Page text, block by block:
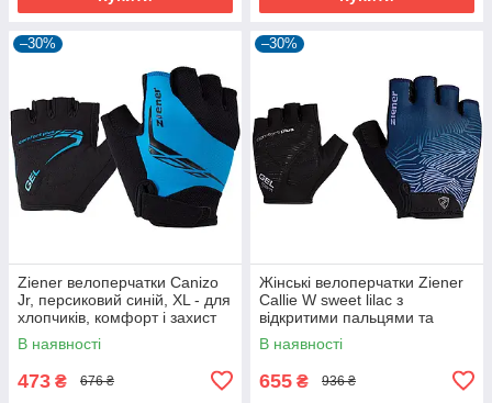
–30%
Ziener велоперчатки Canizo
Jr, персиковий синій, XL - для
хлопчиків, комфорт і захист
В наявності
473 ₴ 676 ₴
–30%
Жінські велоперчатки Ziener
Callie W sweet lilac з
відкритими пальцями та
дихаючою шкірою Amara
В наявності
655 ₴ 936 ₴